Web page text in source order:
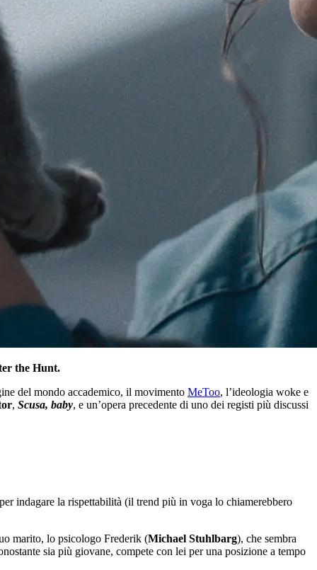
the Hunt.
del mondo accademico, il movimento MeToo, l’ideologia woke e
, Scusa, baby, e un’opera precedente di uno dei registi più discussi
indagare la rispettabilità (il trend più in voga lo chiamerebbero
marito, lo psicologo Frederik (Michael Stuhlbarg), che sembra
sia più giovane, compete con lei per una posizione a tempo